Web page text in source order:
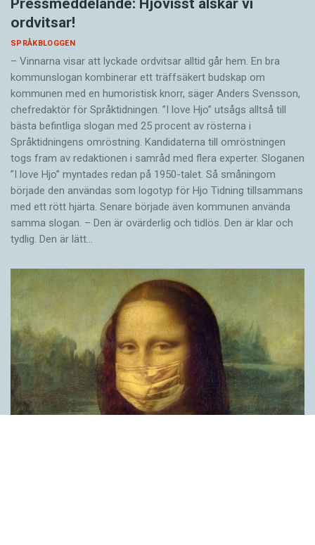
Pressmeddelande: Hjovisst älskar vi
ordvitsar!
SPRÅKBLOGGEN
– Vinnarna visar att lyckade ordvitsar alltid går hem. En bra
kommunslogan kombinerar ett träffsäkert budskap om
kommunen med en humoristisk knorr, säger Anders Svensson,
chefredaktör för Språktidningen. ”I love Hjo” utsågs alltså till
bästa befintliga slogan med 25 procent av rösterna i
Språktidningens omröstning. Kandidaterna till omröstningen
togs fram av redaktionen i samråd med flera experter. Sloganen
”I love Hjo” myntades redan på 1950-talet. Så småningom
började den användas som logotyp för Hjo Tidning tillsammans
med ett rött hjärta. Senare började även kommunen använda
samma slogan. – Den är ovärderlig och tidlös. Den är klar och
tydlig. Den är lätt…